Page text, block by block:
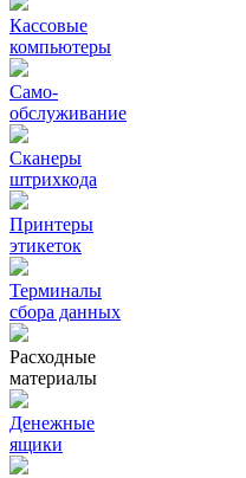
Кассовые
компьютеры
Само-
обслуживание
Сканеры
штрихкода
Принтеры
этикеток
Терминалы
сбора данных
Расходные
материалы
Денежные
ящики